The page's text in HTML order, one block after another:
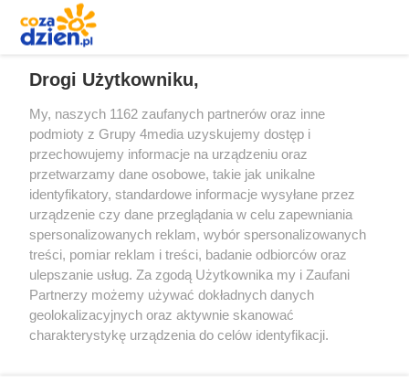
Redakcja Reklama Prywatność
Praca Łódź
the:protocol
Drogi Użytkowniku,
My, naszych 1162 zaufanych partnerów oraz inne
podmioty z Grupy 4media uzyskujemy dostęp i
przechowujemy informacje na urządzeniu oraz
przetwarzamy dane osobowe, takie jak unikalne
identyfikatory, standardowe informacje wysyłane przez
urządzenie czy dane przeglądania w celu zapewniania
spersonalizowanych reklam, wybór spersonalizowanych
treści, pomiar reklam i treści, badanie odbiorców oraz
ulepszanie usług. Za zgodą Użytkownika my i Zaufani
Partnerzy możemy używać dokładnych danych
geolokalizacyjnych oraz aktywnie skanować
charakterystykę urządzenia do celów identyfikacji.